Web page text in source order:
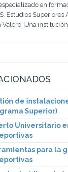
en
Estudios Superiores
Una institución
de
Superior)
Universitario
para la